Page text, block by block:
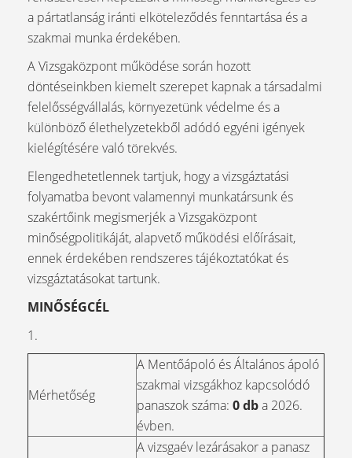
a pártatlanság iránti elköteleződés fenntartása és a
szakmai munka érdekében.
A Vizsgaközpont működése során hozott
döntéseinkben kiemelt szerepet kapnak a társadalmi
felelősségvállalás, környezetünk védelme és a
különböző élethelyzetekből adódó egyéni igények
kielégítésére való törekvés.
Elengedhetetlennek tartjuk, hogy a vizsgáztatási
folyamatba bevont valamennyi munkatársunk és
szakértőink megismerjék a Vizsgaközpont
minőségpolitikáját, alapvető működési előírásait,
ennek érdekében rendszeres tájékoztatókat és
vizsgáztatásokat tartunk.
MINŐSÉGCÉL
1.
Mérhetőség
A Mentőápoló és Általános ápoló
szakmai vizsgákhoz kapcsolódó
panaszok száma: 0 dba 2026.
évben.
A vizsgaév lezárásakor a panasz